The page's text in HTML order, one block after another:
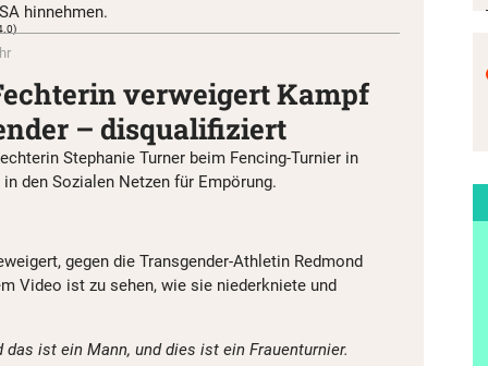
hinnehmen.
verweigert Kampf
– disqualifiziert
Stephanie Turner beim Fencing-Turnier in
den Sozialen Netzen für Empörung.
gegen die Transgender-Athletin Redmond
Video ist zu sehen, wie sie niederkniete und
das ist ein Mann, und dies ist ein Frauenturnier.